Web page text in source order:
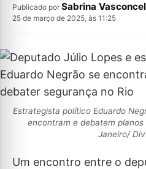
Publicado por Sabrina
25 de março de 2025, às 11:25
Estrategista político Eduardo
encontram e debatem
Janeiro/
Um encontro entre o